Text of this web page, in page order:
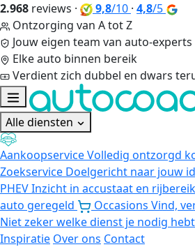
2.968 reviews · 9,8/10 · 4,8/5
Ontzorging van A tot Z
Jouw eigen team van auto-experts
Elke auto binnen bereik
Verdient zich dubbel en dwars
Alle diensten
AankoopserviceVolledig ontzorgd
Zoekservice Doelgericht naar jouw
PHEVInzicht in accustaat en rijbereik
auto geregeld
Occasions Vind,
Niet zeker welke dienst je nodig
Inspiratie Over ons Contact